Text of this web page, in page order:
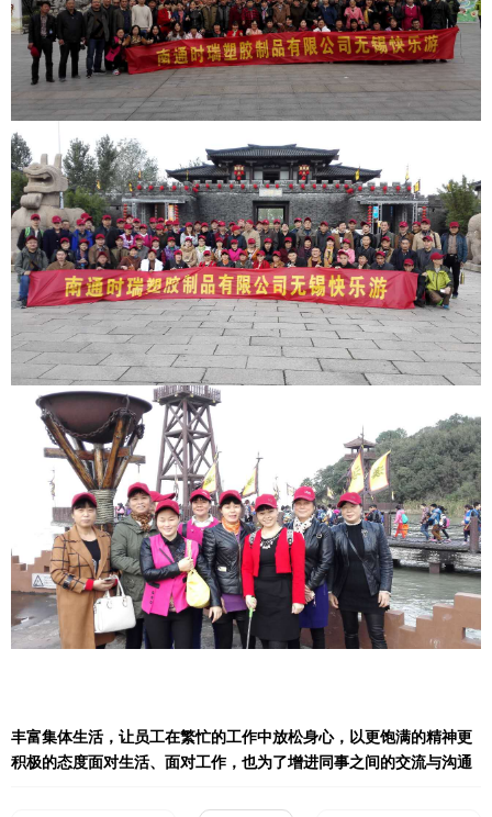
丰富集体生活，让员工在繁忙的工作中放松身心，以更饱满的精神更
积极的态度面对生活、面对工作，也为了增进同事之间的交流与沟通